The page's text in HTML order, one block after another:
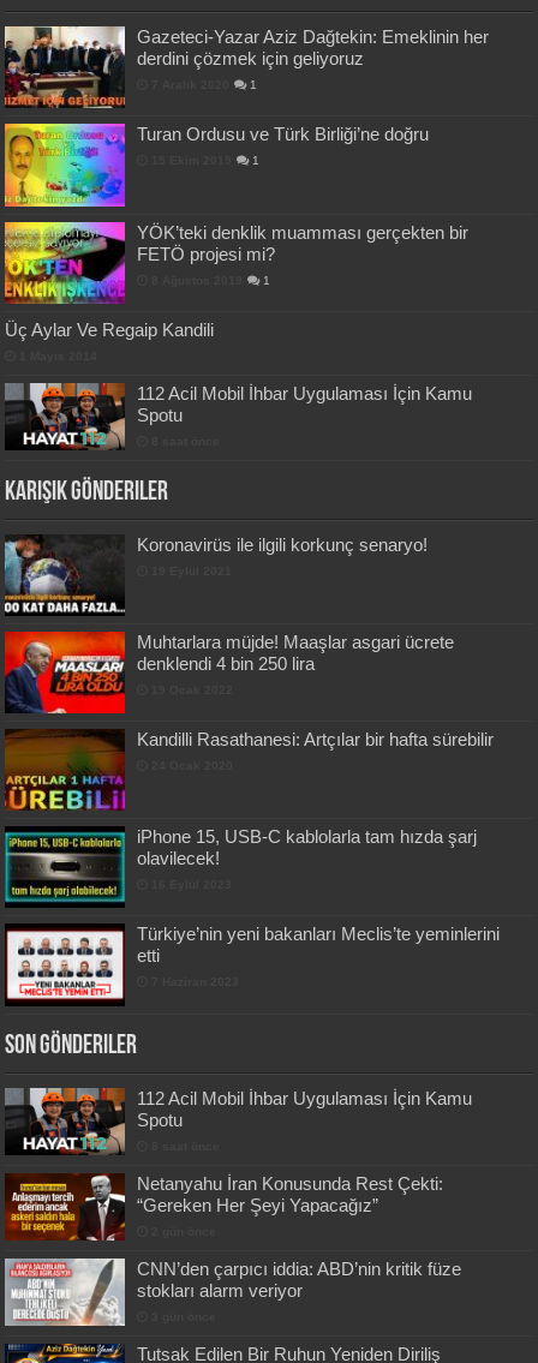
Gazeteci-Yazar Aziz Dağtekin: Emeklinin her
derdini çözmek için geliyoruz
1
Turan Ordusu ve Türk Birliği’ne doğru
1
YÖK’teki denklik muamması gerçekten bir
FETÖ projesi mi?
1
Üç Aylar Ve Regaip Kandili
112 Acil Mobil İhbar Uygulaması İçin Kamu
Spotu
Karışık Gönderiler
Koronavirüs ile ilgili korkunç senaryo!
Muhtarlara müjde! Maaşlar asgari ücrete
denklendi 4 bin 250 lira
Kandilli Rasathanesi: Artçılar bir hafta sürebilir
iPhone 15, USB-C kablolarla tam hızda şarj
olavilecek!
Türkiye’nin yeni bakanları Meclis’te yeminlerini
etti
Son Gönderiler
112 Acil Mobil İhbar Uygulaması İçin Kamu
Spotu
Netanyahu İran Konusunda Rest Çekti:
“Gereken Her Şeyi Yapacağız”
CNN’den çarpıcı iddia: ABD’nin kritik füze
stokları alarm veriyor
Tutsak Edilen Bir Ruhun Yeniden Diriliş